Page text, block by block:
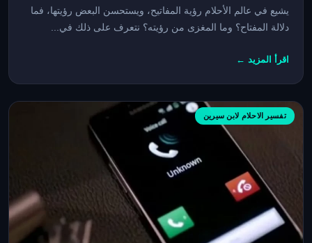
يشيع في عالم الأحلام رؤية المفاتيح، ويستحسن البعض رؤيتها، فما
دلالة المفتاح؟ وما المغزى من رؤيته؟ نتعرف على ذلك في...
اقرأ المزيد ←
تفسير الاحلام لابن سيرين